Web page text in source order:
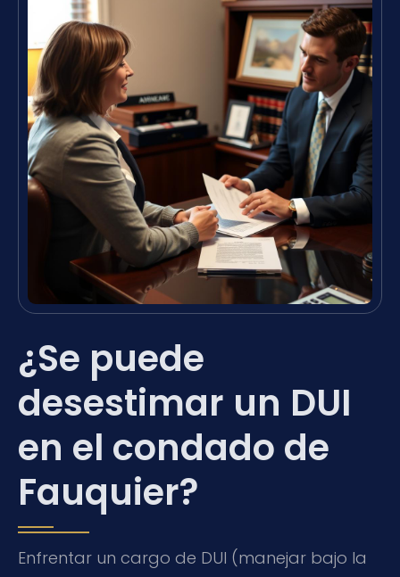
¿Se puede
desestimar un DUI
en el condado de
Fauquier?
Enfrentar un cargo de DUI (manejar bajo la